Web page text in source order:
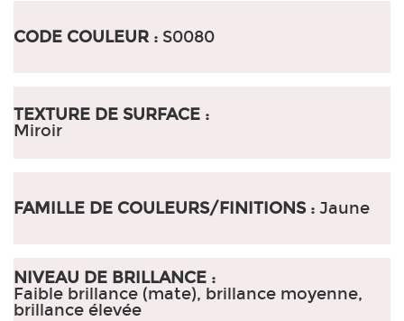
CODE COULEUR : S0080
TEXTURE DE SURFACE :
Miroir
FAMILLE DE COULEURS/FINITIONS : Jaune
NIVEAU DE BRILLANCE :
Faible brillance (mate), brillance moyenne,
brillance élevée